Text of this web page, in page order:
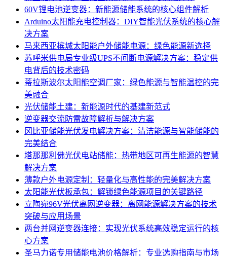
60V锂电池逆变器：新能源储能系统的核心组件解析
Arduino太阳能充电控制器：DIY智能光伏系统的核心解
决方案
马来西亚槟城太阳能户外储能电源：绿色能源新选择
苏呼米供电局专业级UPS不间断电源解决方案：稳定供
电背后的技术密码
蒂拉斯波尔太阳能空调厂家：绿色能源与智能温控的完
美融合
光伏储能土建：新能源时代的基建新范式
逆变器交流防雷故障解析与解决方案
冈比亚储能光伏发电解决方案：清洁能源与智能储能的
完美结合
塔那那利佛光伏电站储能：热带地区可再生能源的智慧
解决方案
薄款户外电源定制：轻量化与高性能的完美解决方案
太阳能光伏板承包：解锁绿色能源项目的关键路径
立陶宛96V光伏离网逆变器：离网能源解决方案的技术
突破与应用场景
两台并网逆变器连接：实现光伏系统高效稳定运行的核
心方案
圣马力诺专用储能电池价格解析：专业选购指南与市场